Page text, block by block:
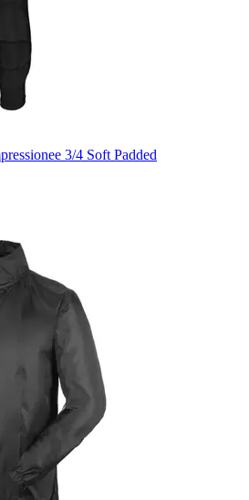
3/4 Soft Padded